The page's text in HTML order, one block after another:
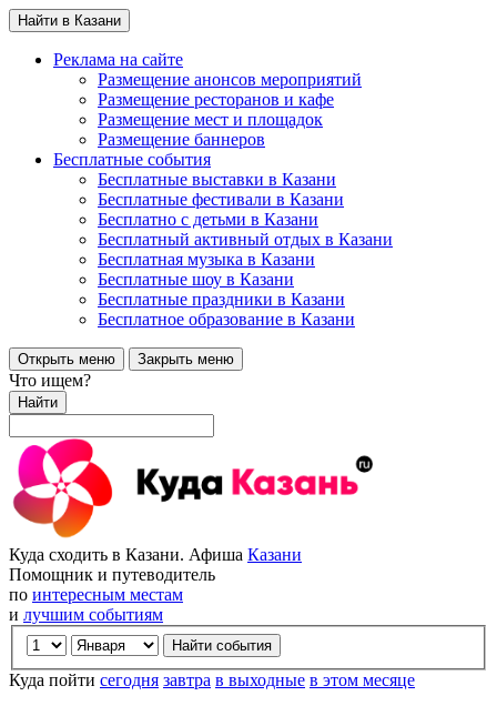
Найти в Казани
Реклама на сайте
Размещение анонсов мероприятий
Размещение ресторанов и кафе
Размещение мест и площадок
Размещение баннеров
Бесплатные события
Бесплатные выставки в Казани
Бесплатные фестивали в Казани
Бесплатно с детьми в Казани
Бесплатный активный отдых в Казани
Бесплатная музыка в Казани
Бесплатные шоу в Казани
Бесплатные праздники в Казани
Бесплатное образование в Казани
Открыть меню Закрыть меню
Что ищем?
Найти
Куда сходить в Казани. Афиша Казани
Помощник и путеводитель
по интересным местам
и лучшим событиям
Куда пойти сегодня завтра в выходные в этом месяце